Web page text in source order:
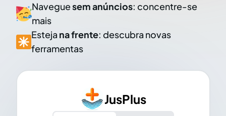
Naveguesem anúncios: concentre-se
mais
Esteja na frente: descubra novas
ferramentas
JusPlus